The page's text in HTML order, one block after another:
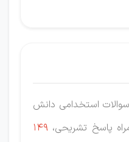
استخدامی دانش
پاسخ تشریحی، 149